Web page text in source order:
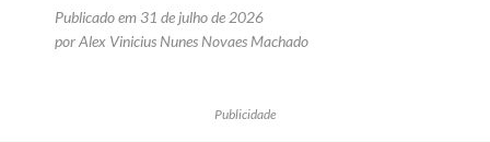
Publicado em 31 de julho de 2026
por Alex Vinicius Nunes Novaes Machado
Publicidade